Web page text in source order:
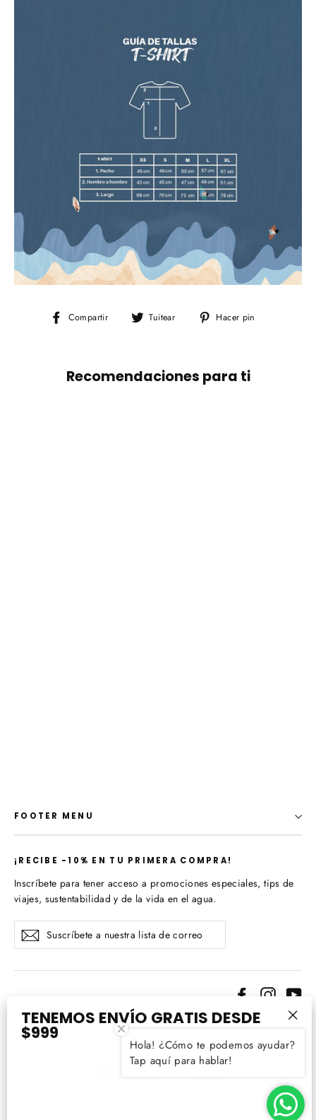
Compartir
Compartir
Tuitear
Tuitear Hacer pin
Recomendaciones para ti
FOOTER MENU
¡​RECIBE -10% EN TU PRIMERA COMPRA!
Inscríbete para tener acceso a promociones especiales, tips de
viajes, sustentabilidad y de la vida en el agua.
Suscríbete
lista
Suscribir
Facebook
Idioma
Español
TENEMOS ENVÍO GRATIS DESDE
$999
Hola! ¿Cómo te podemos ayudar?
Tap aquí para hablar!